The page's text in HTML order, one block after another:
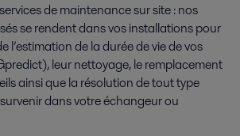
de maintenance sur site : nos
se rendent dans vos installations pour
l’estimation de la durée de vie de vos
leur nettoyage, le remplacement
ainsi que la résolution de tout type
dans votre échangeur ou